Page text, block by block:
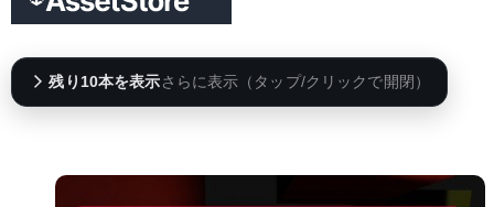
残り10本を表示さらに表示（タップ/クリックで開閉）